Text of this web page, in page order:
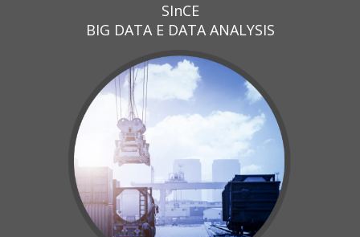
SInCE
BIG DATA E DATA ANALYSIS